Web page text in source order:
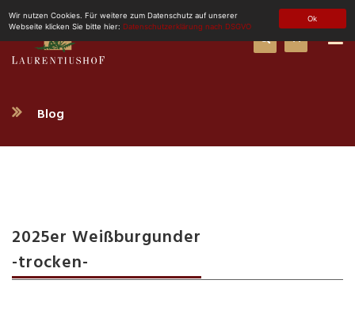
Blog
2025er Weißburgunder
-trocken-
Ok
Wir nutzen Cookies. Für weitere zum Datenschutz auf unserer
Webseite klicken Sie bitte hier: Datenschutzerklärung nach DSGVO